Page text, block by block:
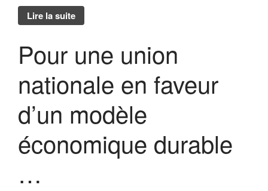
Lire la suite
Pour une union
nationale en faveur
d’un modèle
économique durable
…